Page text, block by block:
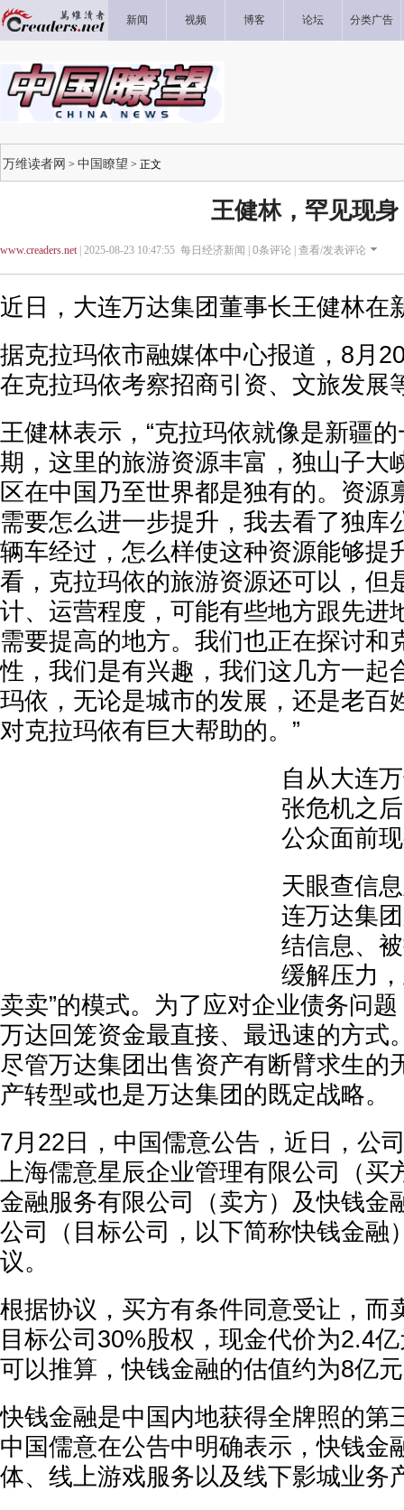
新闻 视频 博客 论坛 分类广告
万维读者网 > 中国瞭望 > 正文
王健林，罕见现身
www.creaders.net| 2025-08-23 10:47:55 每日经济新闻 | 0条评论 | 查看/发表评论
近日，大连万达集团董事长王健林在
据克拉玛依市融媒体中心报道，8月
在克拉玛依考察招商引资、文旅发展
王健林表示，“克拉玛依就像是新疆
期，这里的旅游资源丰富，独山子大
区在中国乃至世界都是独有的。资源
需要怎么进一步提升，我去看了独库
辆车经过，怎么样使这种资源能够提
看，克拉玛依的旅游资源还可以，但
计、运营程度，可能有些地方跟先进
需要提高的地方。我们也正在探讨和
性，我们是有兴趣，我们这几方一起
玛依，无论是城市的发展，还是老百
对克拉玛依有巨大帮助的。”
自从大连
张危机之
公众面前
天眼查信
连万达集
结信息、
缓解压力
卖卖”的模式。为了应对企业债务问
万达回笼资金最直接、最迅速的方式
尽管万达集团出售资产有断臂求生的
产转型或也是万达集团的既定战略。
7月22日，中国儒意公告，近日，公
上海儒意星辰企业管理有限公司（买
金融服务有限公司（卖方）及快钱金
公司（目标公司，以下简称快钱金融
议。
根据协议，买方有条件同意受让，而
目标公司30%股权，现金代价为2.4
可以推算，快钱金融的估值约为8亿
快钱金融是中国内地获得全牌照的第
中国儒意在公告中明确表示，快钱金
体、线上游戏服务以及线下影城业务